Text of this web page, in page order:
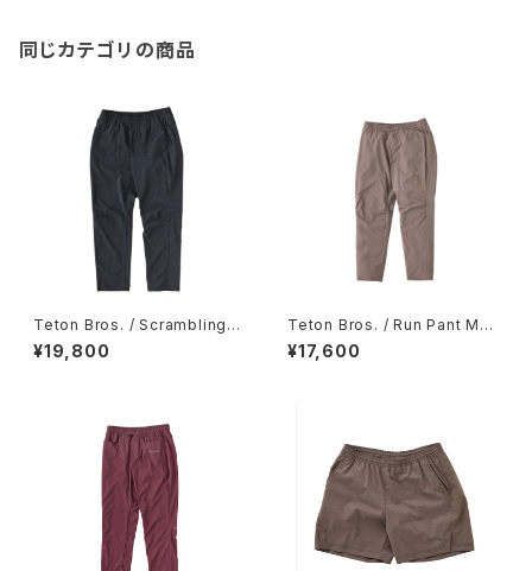
同じカテゴリの商品
Teton Bros. / Scrambling P
ant Women's / Black
¥19,800
Teton Bros. / Run Pant Me
n's / Chocolate
¥17,600